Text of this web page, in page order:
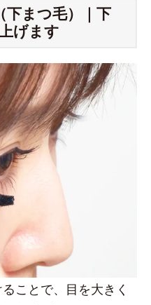
まつ毛）｜下
げます
ことで、目を大きく